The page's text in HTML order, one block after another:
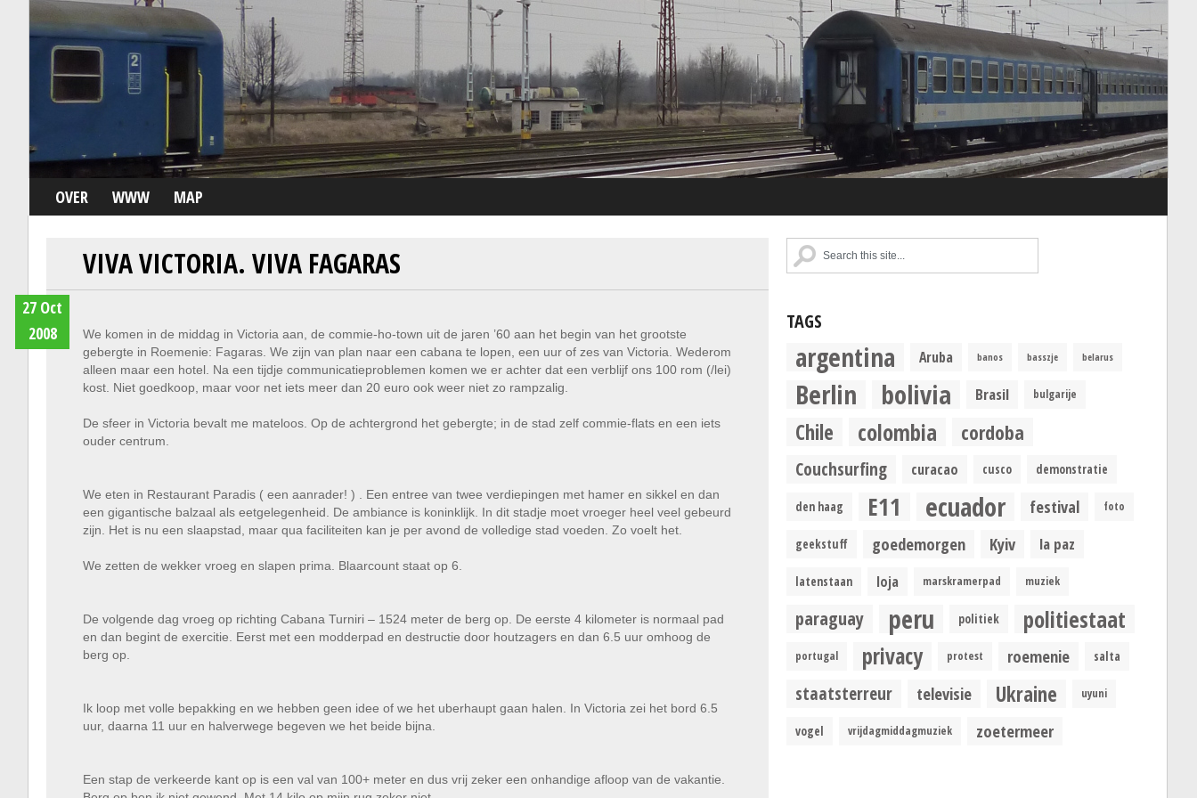
OVER WWW MAP
VIVA VICTORIA. VIVA FAGARAS
27 Oct
2008
We komen in de middag in Victoria aan, de commie-ho-town uit de jaren ’60 aan het begin van het grootste
gebergte in Roemenie: Fagaras. We zijn van plan naar een cabana te lopen, een uur of zes van Victoria. Wederom
alleen maar een hotel. Na een tijdje communicatieproblemen komen we er achter dat een verblijf ons 100 rom (/lei)
kost. Niet goedkoop, maar voor net iets meer dan 20 euro ook weer niet zo rampzalig.
De sfeer in Victoria bevalt me mateloos. Op de achtergrond het gebergte; in de stad zelf commie-flats en een iets
ouder centrum.
We eten in Restaurant Paradis ( een aanrader! ) . Een entree van twee verdiepingen met hamer en sikkel en dan
een gigantische balzaal als eetgelegenheid. De ambiance is koninklijk. In dit stadje moet vroeger heel veel gebeurd
zijn. Het is nu een slaapstad, maar qua faciliteiten kan je per avond de volledige stad voeden. Zo voelt het.
We zetten de wekker vroeg en slapen prima. Blaarcount staat op 6.
De volgende dag vroeg op richting Cabana Turniri – 1524 meter de berg op. De eerste 4 kilometer is normaal pad
en dan begint de exercitie. Eerst met een modderpad en destructie door houtzagers en dan 6.5 uur omhoog de
berg op.
Ik loop met volle bepakking en we hebben geen idee of we het uberhaupt gaan halen. In Victoria zei het bord 6.5
uur, daarna 11 uur en halverwege begeven we het beide bijna.
Een stap de verkeerde kant op is een val van 100+ meter en dus vrij zeker een onhandige afloop van de vakantie.
TAGS
argentina Aruba banos basszje belarus
Berlin bolivia Brasil bulgarije
Chile colombia cordoba
Couchsurfing curacao cusco demonstratie
den haag E11 ecuador festival foto
geekstuff goedemorgen Kyiv la paz
latenstaan loja marskramerpad muziek
paraguay peru politiek politiestaat
portugal privacy protest roemenie salta
staatsterreur televisie Ukraine uyuni
vogel vrijdagmiddagmuziek zoetermeer